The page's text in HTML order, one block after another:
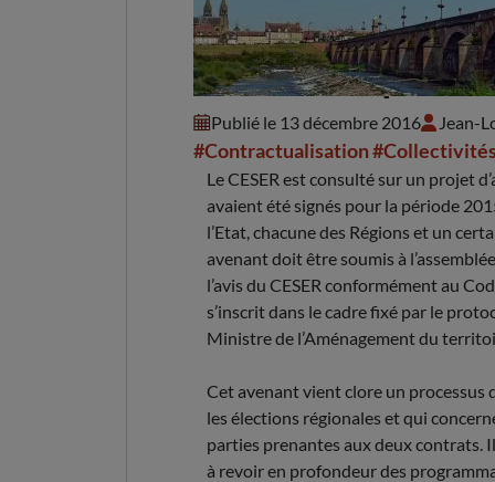
Avenant aux cper
Publié le 13 décembre 2016 Jean-
#Contractualisation
Le CESER est consulté sur un projet
avaient été signés pour la période
l’Etat, chacune des Régions et un
avenant doit être soumis à
l’avis du CESER conformément au
s’inscrit dans le cadre fixé par le
Ministre de l’Aménagement du
Cet avenant vient clore un processus
les élections régionales et qui
parties prenantes aux deux contrats.
à revoir en profondeur des